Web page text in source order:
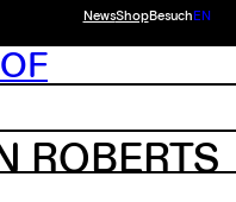
NewsShopBesuchEN
ROBERTS